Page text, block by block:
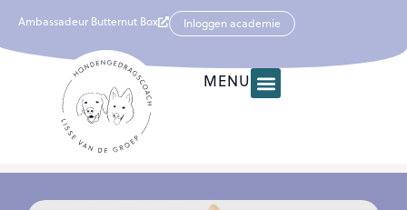
Ambassadeur Butternut Box Inloggen academie
MENU